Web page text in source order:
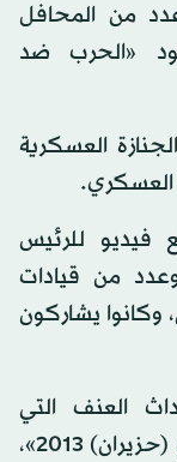
من المحافل
«الحرب ضد
العسكرية
العسكري.
فيديو للرئيس
وعدد من قيادات
وكانوا يشاركون
العنف التي
شهدتها البلاد في أثناء «ثورة 30 يونيو (حزيران) 2013»،